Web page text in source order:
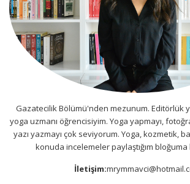
Gazatecilik Bölümü'nden mezunum. Editörlük
yoga uzmanı öğrencisiyim. Yoga yapmayı,
yazı yazmayı çok seviyorum. Yoga, kozmetik,
konuda incelemeler paylaştığım bloğuma
İletişim: